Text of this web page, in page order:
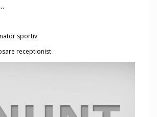
sportiv
receptionist